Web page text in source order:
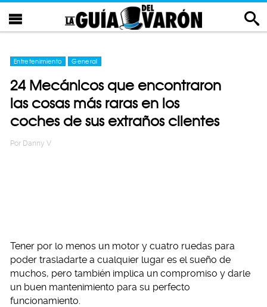
Entretenimiento General
24 Mecánicos que encontraron
las cosas más raras en los
coches de sus extraños clientes
Por Danny V
Tener por lo menos un motor y cuatro ruedas para
poder trasladarte a cualquier lugar es el sueño de
muchos, pero también implica un compromiso y darle
un buen mantenimiento para su perfecto
funcionamiento.